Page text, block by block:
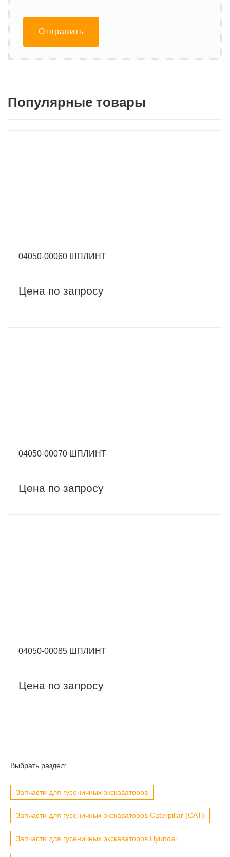
Отправить
Популярные товары
04050-00060 ШПЛИНТ
Цена по запросу
04050-00070 ШПЛИНТ
Цена по запросу
04050-00085 ШПЛИНТ
Цена по запросу
Выбрать раздел:
Запчасти для гусеничных экскаваторов
Запчасти для гусеничных экскаваторов Caterpillar (CAT)
Запчасти для гусеничных экскаваторов Hyundai